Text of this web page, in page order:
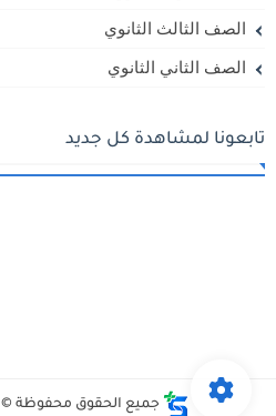
الصف الثالث الثانوي
الصف الثاني الثانوي
تابعونا لمشاهدة كل جديد
جميع الحقوق محفوظة ©